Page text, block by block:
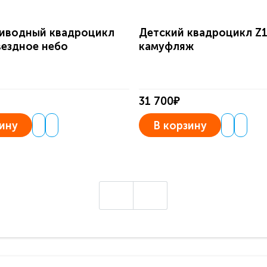
квадроцикл
небо
Детский квадроцикл
камуфляж
31 700₽
В корзину